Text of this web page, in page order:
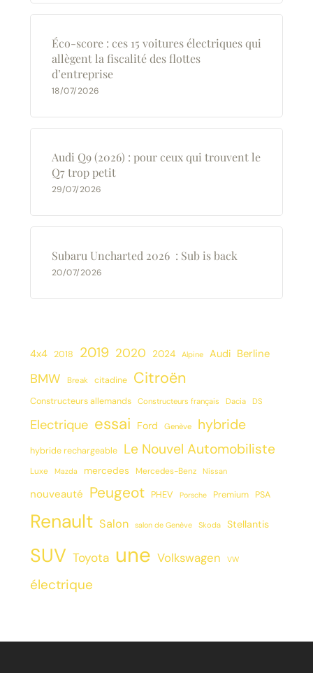
Éco-score : ces 15 voitures électriques qui
allègent la fiscalité des flottes
d’entreprise
18/07/2026
Audi Q9 (2026) : pour ceux qui trouvent le
Q7 trop petit
29/07/2026
Subaru Uncharted 2026 : Sub is back
20/07/2026
4x4 2018 2019 2020 2024 Alpine Audi Berline
BMW Break citadine Citroën
Constructeurs allemands Constructeurs français Dacia DS
Electrique essai Ford Genève hybride
hybride rechargeable Le Nouvel Automobiliste
Luxe Mazda mercedes Mercedes-Benz Nissan
nouveauté Peugeot PHEV Porsche Premium PSA
Renault Salon salon de Genève Skoda Stellantis
SUV Toyota une Volkswagen VW
électrique